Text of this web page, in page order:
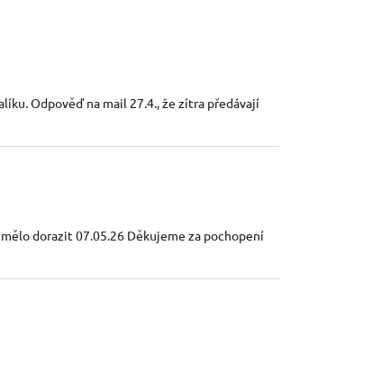
Odpověď na mail 27.4., že zítra předávají
dorazit 07.05.26 Děkujeme za pochopení